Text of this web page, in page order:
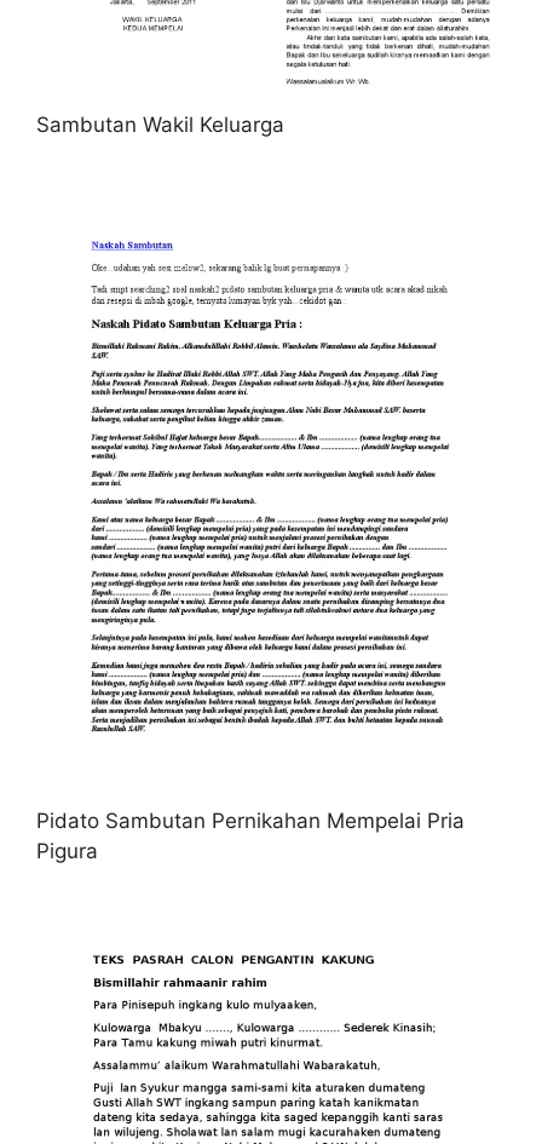
Sambutan Wakil Keluarga
Pidato Sambutan Pernikahan Mempelai Pria
Pigura